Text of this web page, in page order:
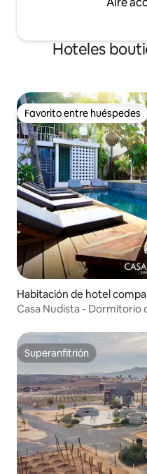
Hoteles
Favorito entre huéspedes
Favorito entre huéspedes
Habitación de hotel
lite
Casa Nudista -
Superanfitrión
Superanfitrión